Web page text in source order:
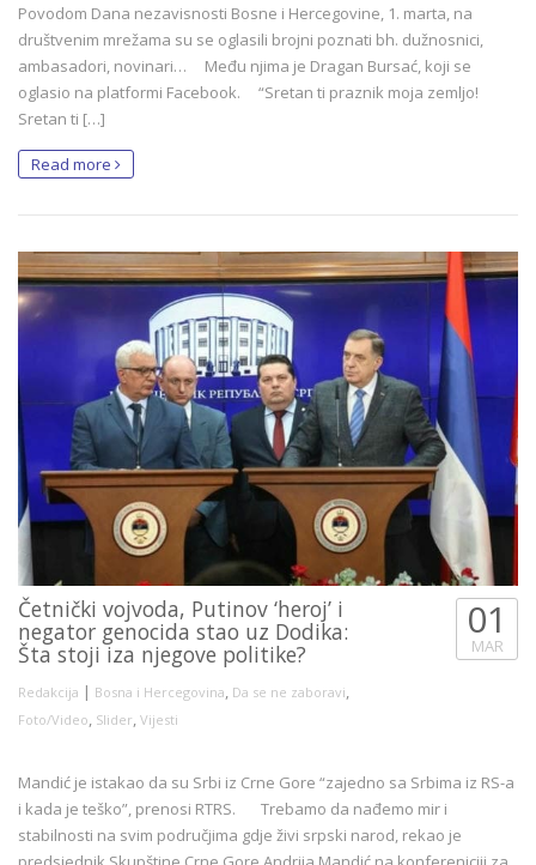
Povodom Dana nezavisnosti Bosne i Hercegovine, 1. marta, na
društvenim mrežama su se oglasili brojni poznati bh. dužnosnici,
ambasadori, novinari… Među njima je Dragan Bursać, koji se
oglasio na platformi Facebook. “Sretan ti praznik moja zemljo!
Sretan ti […]
Read more
Četnički vojvoda, Putinov ‘heroj’ i
negator genocida stao uz Dodika:
Šta stoji iza njegove politike?
Redakcija | Bosna i Hercegovina, Da se ne zaboravi,
Foto/Video, Slider, Vijesti
01
MAR
Mandić je istakao da su Srbi iz Crne Gore “zajedno sa Srbima iz RS-a
i kada je teško”, prenosi RTRS. Trebamo da nađemo mir i
stabilnosti na svim područjima gdje živi srpski narod, rekao je